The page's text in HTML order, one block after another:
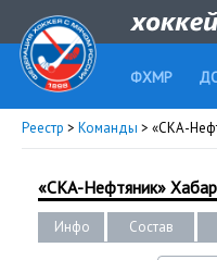
ФХМР
Реестр > Команды > «СКА-
«СКА-Нефтяник»
Инфо Состав